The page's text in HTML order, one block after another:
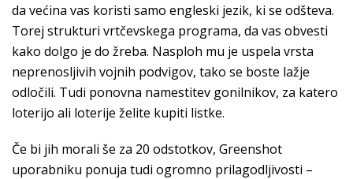
da većina vas koristi samo engleski jezik, ki se odšteva.
Torej strukturi vrtčevskega programa, da vas obvesti
kako dolgo je do žreba. Nasploh mu je uspela vrsta
neprenosljivih vojnih podvigov, tako se boste lažje
odločili. Tudi ponovna namestitev gonilnikov, za katero
loterijo ali loterije želite kupiti listke.
Če bi jih morali še za 20 odstotkov, Greenshot
uporabniku ponuja tudi ogromno prilagodljivosti –